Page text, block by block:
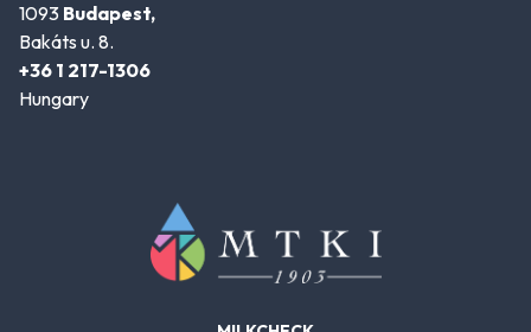
1093 Budapest,
Bakáts u. 8.
+36 1 217-1306
Hungary